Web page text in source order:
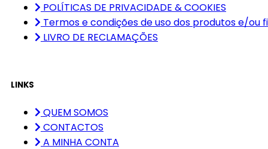
POLÍTICAS DE PRIVACIDADE & COOKIES
Termos e condições de uso dos produtos e/ou
LIVRO DE RECLAMAÇÕES
LINKS
QUEM SOMOS
CONTACTOS
A MINHA CONTA